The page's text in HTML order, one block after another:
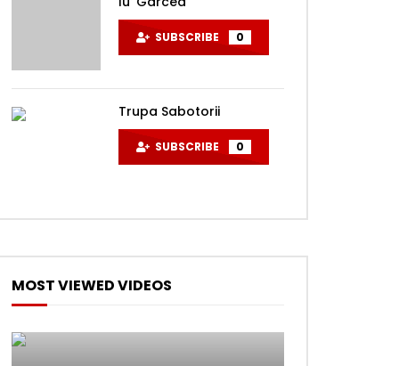
SUBSCRIBE 0
Trupa Sabotorii
SUBSCRIBE 0
MOST VIEWED VIDEOS